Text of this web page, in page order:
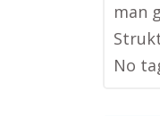
man
No